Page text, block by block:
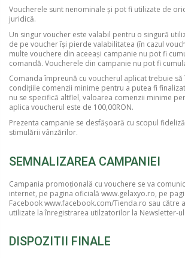
Voucherele sunt nenominale și pot fi utilizate de
juridică.
Un singur voucher este valabil pentru o singură
de pe voucher își pierde valabilitatea (în cazul
multe vouchere din aceeași campanie nu pot fi
comandă. Voucherele din campanie nu pot fi
Comanda împreună cu voucherul aplicat trebuie să
condițiile comenzii minime pentru a putea fi
nu se specifică altflel, valoarea comenzii minime
aplica voucherul este de 100,00RON.
Prezenta campanie se desfășoară cu scopul
stimulării vânzărilor.
SEMNALIZAREA CAMPANIEI
Campania promoțională cu vouchere se va
internet, pe pagina oficială www.gelaxyo.ro, pe
Facebookwww.facebook.com/Tienda.ro sau către
utilizate la înregistrarea utilzatorilor la Newsletter-
DISPOZITII FINALE